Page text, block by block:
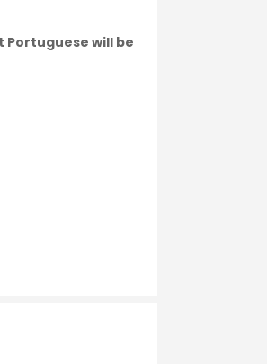
Portuguese will be